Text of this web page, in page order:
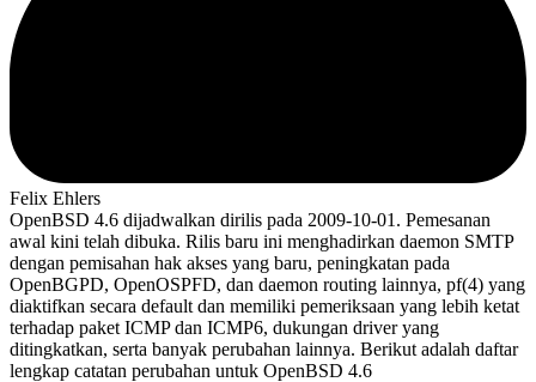
Felix Ehlers
OpenBSD 4.6 dijadwalkan dirilis pada 2009-10-01. Pemesanan
awal kini telah dibuka. Rilis baru ini menghadirkan daemon SMTP
dengan pemisahan hak akses yang baru, peningkatan pada
OpenBGPD, OpenOSPFD, dan daemon routing lainnya, pf(4) yang
diaktifkan secara default dan memiliki pemeriksaan yang lebih ketat
terhadap paket ICMP dan ICMP6, dukungan driver yang
ditingkatkan, serta banyak perubahan lainnya. Berikut adalah daftar
lengkap catatan perubahan untuk OpenBSD 4.6